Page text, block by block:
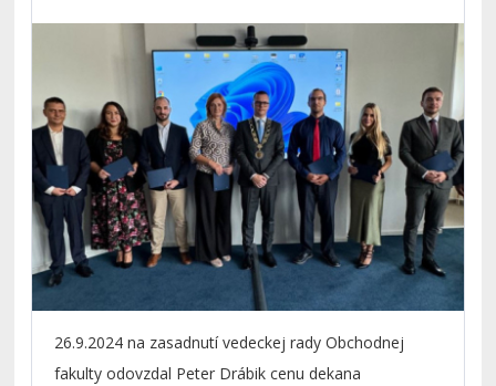
26.9.2024 na zasadnutí vedeckej rady Obchodnej
fakulty odovzdal Peter Drábik cenu dekana